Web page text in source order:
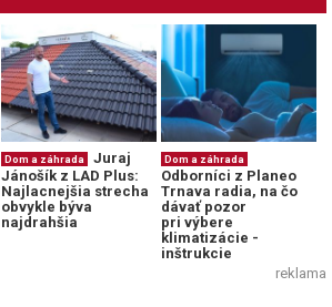
Dom a záhrada
Juraj
Jánošík z LAD Plus:
Najlacnejšia strecha
obvykle býva
najdrahšia
Dom a záhrada
Odborníci z Planeo
Trnava radia, na čo
dávať pozor
pri výbere
klimatizácie -
inštrukcie
reklama